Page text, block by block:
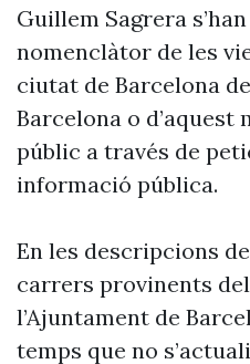
Guillem Sagrera
nomenclàtor de les
ciutat de Barcelona
Barcelona o d’aquest
públic a través de
informació pública.
En les descripcions
carrers provinents
l’Ajuntament de
temps que no